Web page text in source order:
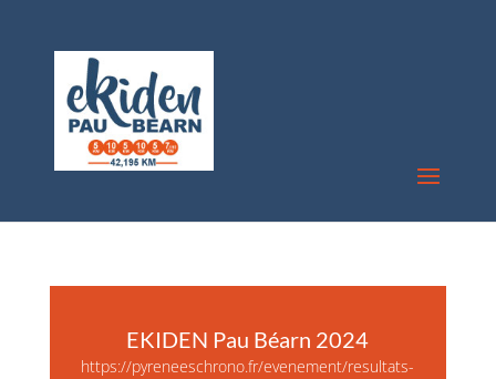
EKIDEN Pau Béarn 2024
https://pyreneeschrono.fr/evenement/resultats-